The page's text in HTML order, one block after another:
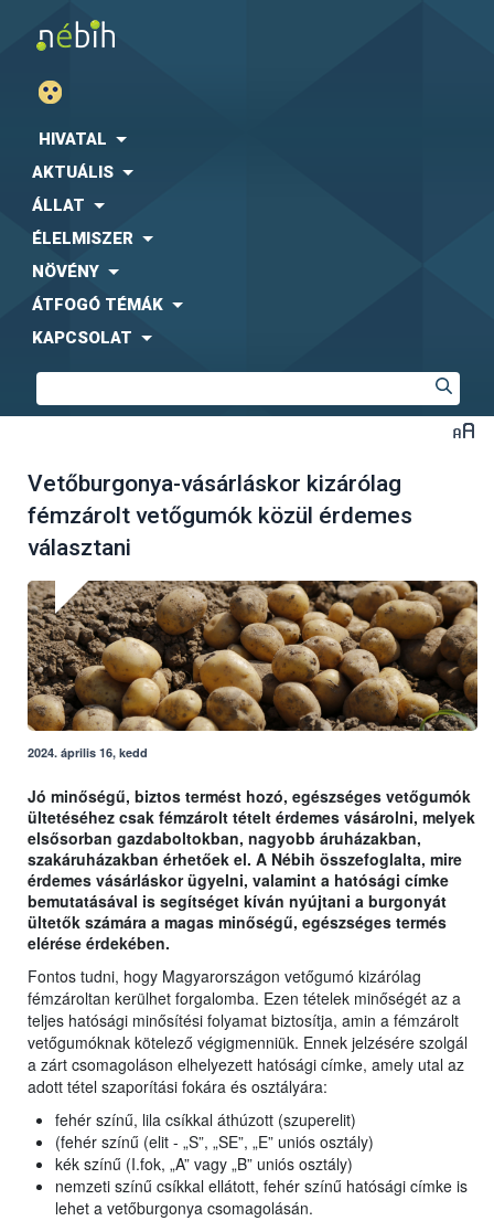
HIVATAL
AKTUÁLIS
ÁLLAT
ÉLELMISZER
NÖVÉNY
ÁTFOGÓ TÉMÁK
KAPCSOLAT
Vetőburgonya-vásárláskor kizárólag
fémzárolt vetőgumók közül érdemes
választani
2024. április 16, kedd
Jó minőségű, biztos termést hozó, egészséges vetőgumók
ültetéséhez csak fémzárolt tételt érdemes vásárolni, melyek
elsősorban gazdaboltokban, nagyobb áruházakban,
szakáruházakban érhetőek el. A Nébih összefoglalta, mire
érdemes vásárláskor ügyelni, valamint a hatósági címke
bemutatásával is segítséget kíván nyújtani a burgonyát
ültetők számára a magas minőségű, egészséges termés
elérése érdekében.
Fontos tudni, hogy Magyarországon vetőgumó kizárólag
fémzároltan kerülhet forgalomba. Ezen tételek minőségét az a
teljes hatósági minősítési folyamat biztosítja, amin a fémzárolt
vetőgumóknak kötelező végigmenniük. Ennek jelzésére szolgál
a zárt csomagoláson elhelyezett hatósági címke, amely utal az
adott tétel szaporítási fokára és osztályára:
fehér színű, lila csíkkal áthúzott (szuperelit)
(fehér színű (elit - „S”, „SE”, „E” uniós osztály)
kék színű (I.fok, „A” vagy „B” uniós osztály)
nemzeti színű csíkkal ellátott, fehér színű hatósági címke is
lehet a vetőburgonya csomagolásán.